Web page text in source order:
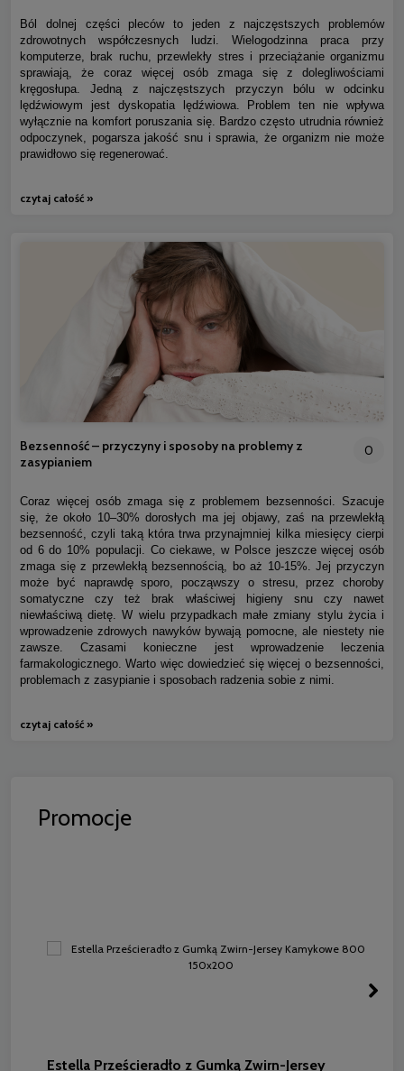
Ból dolnej części pleców to jeden z najczęstszych problemów
zdrowotnych współczesnych ludzi. Wielogodzinna praca przy
komputerze, brak ruchu, przewlekły stres i przeciążanie organizmu
sprawiają, że coraz więcej osób zmaga się z dolegliwościami
kręgosłupa. Jedną z najczęstszych przyczyn bólu w odcinku
lędźwiowym jest dyskopatia lędźwiowa. Problem ten nie wpływa
wyłącznie na komfort poruszania się. Bardzo często utrudnia również
odpoczynek, pogarsza jakość snu i sprawia, że organizm nie może
prawidłowo się regenerować.
czytaj całość »
Bezsenność – przyczyny i sposoby na problemy z
zasypianiem
0
Coraz więcej osób zmaga się z problemem bezsenności. Szacuje
się, że około 10–30% dorosłych ma jej objawy, zaś na przewlekłą
bezsenność, czyli taką która trwa przynajmniej kilka miesięcy cierpi
od 6 do 10% populacji. Co ciekawe, w Polsce jeszcze więcej osób
zmaga się z przewlekłą bezsennością, bo aż 10-15%. Jej przyczyn
może być naprawdę sporo, począwszy o stresu, przez choroby
somatyczne czy też brak właściwej higieny snu czy nawet
niewłaściwą dietę. W wielu przypadkach małe zmiany stylu życia i
wprowadzenie zdrowych nawyków bywają pomocne, ale niestety nie
zawsze. Czasami konieczne jest wprowadzenie leczenia
farmakologicznego. Warto więc dowiedzieć się więcej o bezsenności,
problemach z zasypianie i sposobach radzenia sobie z nimi.
czytaj całość »
Promocje
Estella Prześcieradło z Gumką Zwirn-Jersey